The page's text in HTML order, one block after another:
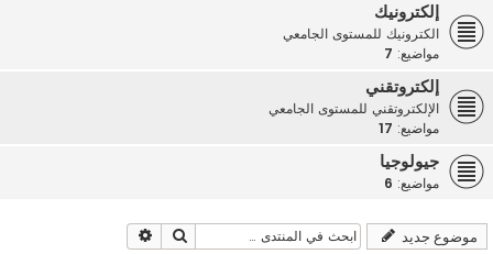
إلكترونيك
الكترونيك للمستوى الجامعي
مواضيع: 7
إلكتروتقني
الإلكتروتقني للمستوى الجامعي
مواضيع: 17
جيولوجيا
مواضيع: 6
موضوع جديد بحث